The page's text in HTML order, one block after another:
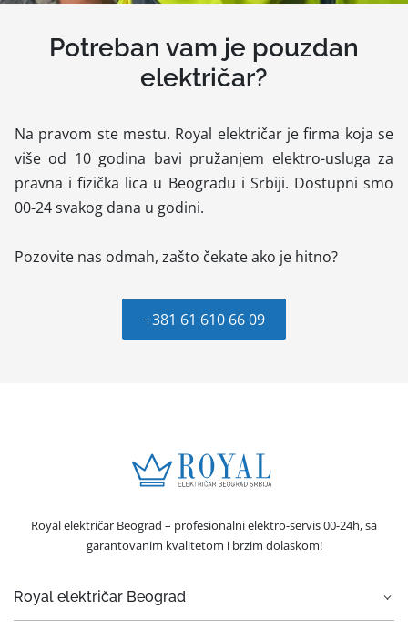
Potreban vam je pouzdan
električar?
Na pravom ste mestu. Royal električar je firma koja se
više od 10 godina bavi pružanjem elektro-usluga za
pravna i fizička lica u Beogradu i Srbiji. Dostupni smo
00-24 svakog dana u godini.
Pozovite nas odmah, zašto čekate ako je hitno?
+381 61 610 66 09
Royal električar Beograd – profesionalni elektro-servis 00-24h, sa
garantovanim kvalitetom i brzim dolaskom!
Royal električar Beograd